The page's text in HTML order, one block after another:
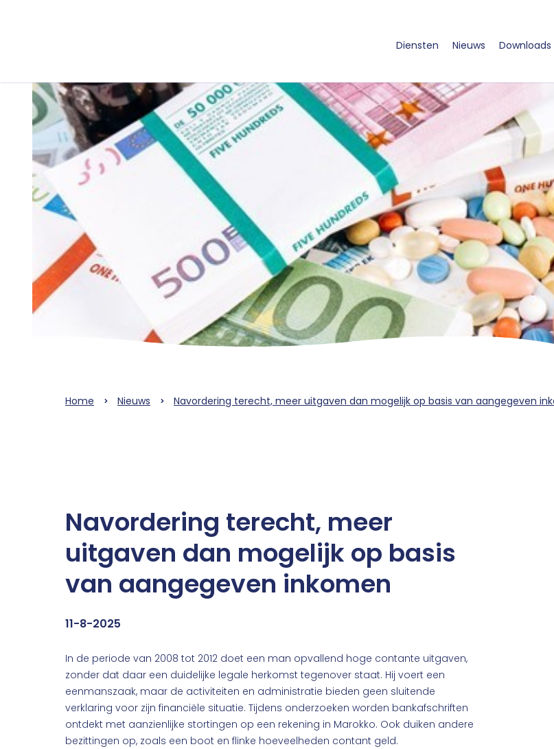
Diensten Nieuws Downloads
Home Nieuws Navordering terecht, meer uitgaven dan mogelijk op basis van aangegeven
Navordering terecht, meer
uitgaven dan mogelijk op basis
van aangegeven inkomen
11-8-2025
In de periode van 2008 tot 2012 doet een man opvallend hoge contante uitgaven,
zonder dat daar een duidelijke legale herkomst tegenover staat. Hij voert een
eenmanszaak, maar de activiteiten en administratie bieden geen sluitende
verklaring voor zijn financiële situatie. Tijdens onderzoeken worden bankafschriften
ontdekt met aanzienlijke stortingen op een rekening in Marokko. Ook duiken andere
bezittingen op, zoals een boot en flinke hoeveelheden contant geld.